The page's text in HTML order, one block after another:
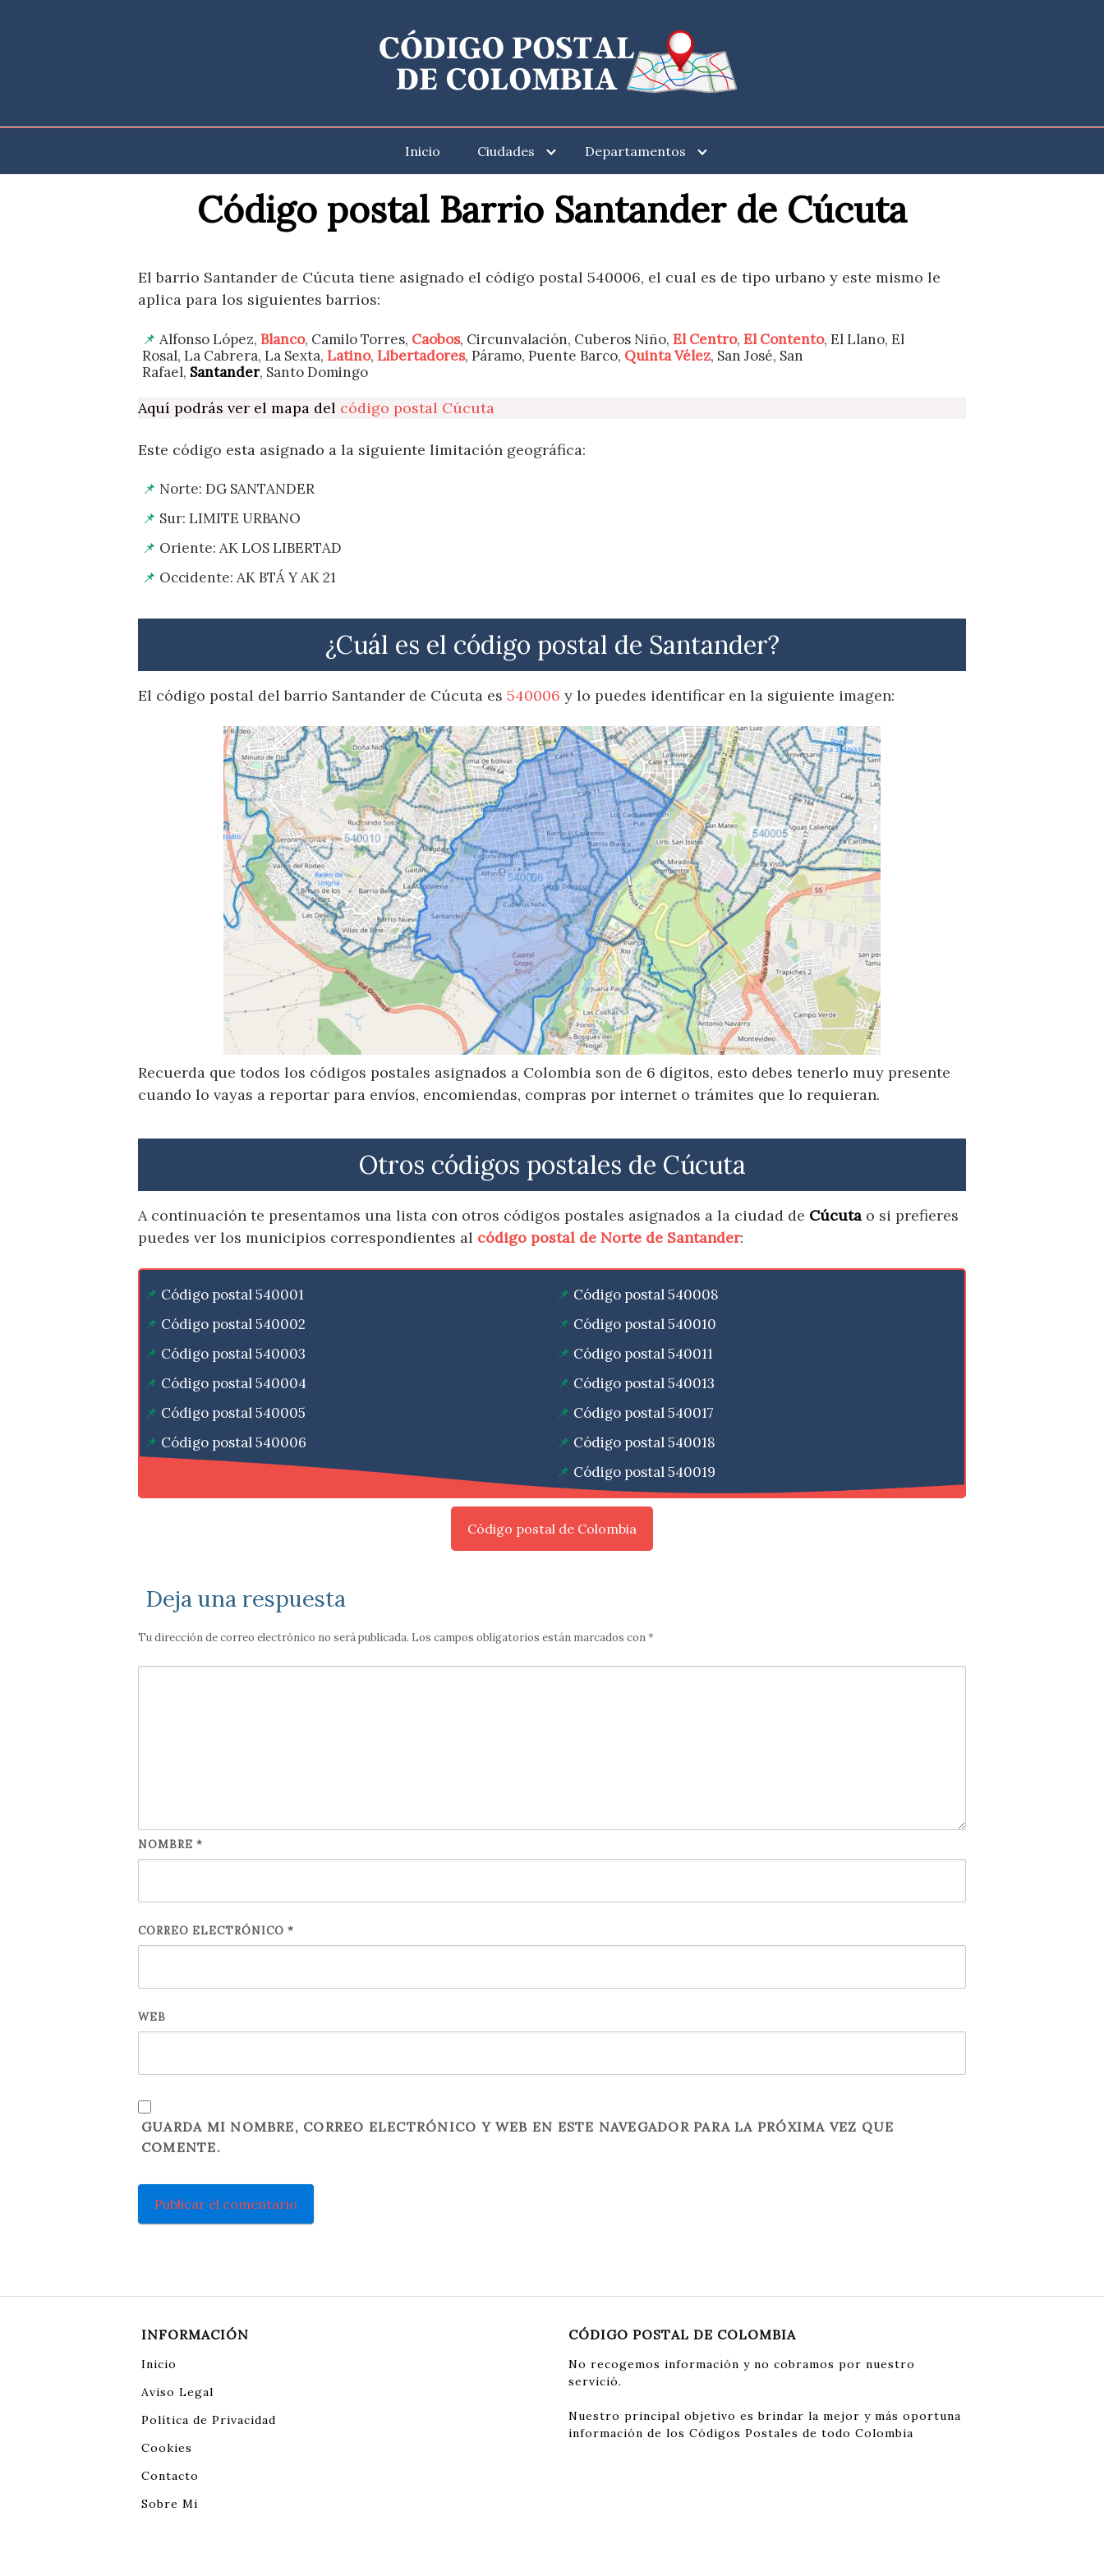
Inicio Ciudades Departamentos
Código postal Barrio Santander de Cúcuta
El barrio Santander de Cúcuta tiene asignado el código postal 540006, el cual es de tipo urbano y este mismo le
aplica para los siguientes barrios:
Alfonso López, Blanco, Camilo Torres, Caobos, Circunvalación, Cuberos Niño, El Centro, El Contento, El Llano, El
Rosal, La Cabrera, La Sexta, Latino, Libertadores, Páramo, Puente Barco, Quinta Vélez, San José, San
Rafael, Santander, Santo Domingo
Aquí podrás ver el mapa del código postal Cúcuta
Este código esta asignado a la siguiente limitación geográfica:
Norte: DG SANTANDER
Sur: LIMITE URBANO
Oriente: AK LOS LIBERTAD
Occidente: AK BTÁ Y AK 21
¿Cuál es el código postal de Santander?
El código postal del barrio Santander de Cúcuta es 540006 y lo puedes identificar en la siguiente imagen:
Recuerda que todos los códigos postales asignados a Colombia son de 6 dígitos, esto debes tenerlo muy presente
cuando lo vayas a reportar para envíos, encomiendas, compras por internet o trámites que lo requieran.
Otros códigos postales de Cúcuta
A continuación te presentamos una lista con otros códigos postales asignados a la ciudad de Cúcuta o si prefieres
puedes ver los municipios correspondientes al código postal de Norte de Santander:
Código postal 540001
Código postal 540002
Código postal 540003
Código postal 540004
Código postal 540005
Código postal 540006
Código postal 540007
Código postal 540008
Código postal 540010
Código postal 540011
Código postal 540013
Código postal 540017
Código postal 540018
Código postal 540019
Código postal de Colombia
Deja una respuesta
Tu dirección de correo electrónico no será publicada. Los campos obligatorios están marcados con*
NOMBRE *
CORREO ELECTRÓNICO *
WEB
GUARDA MI NOMBRE, CORREO ELECTRÓNICO Y WEB EN ESTE NAVEGADOR PARA LA PRÓXIMA VEZ QUE
COMENTE.
INFORMACIÓN
Inicio
Aviso Legal
Política de Privacidad
Cookies
Contacto
Sobre Mi
CÓDIGO POSTAL DE COLOMBIA
No recogemos información y no cobramos por nuestro
servició.
Nuestro principal objetivo es brindar la mejor y más oportuna
información de los Códigos Postales de todo Colombia